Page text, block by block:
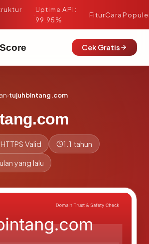
·
Uptime API:
99.95%
FiturCara
Cek Gratis
›tujuhbintang.com
HTTPS Valid 1.1 tahun
yang lalu